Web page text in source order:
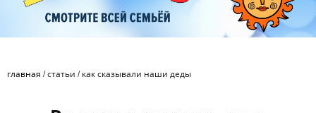
главная /статьи / как сказывали наши деды